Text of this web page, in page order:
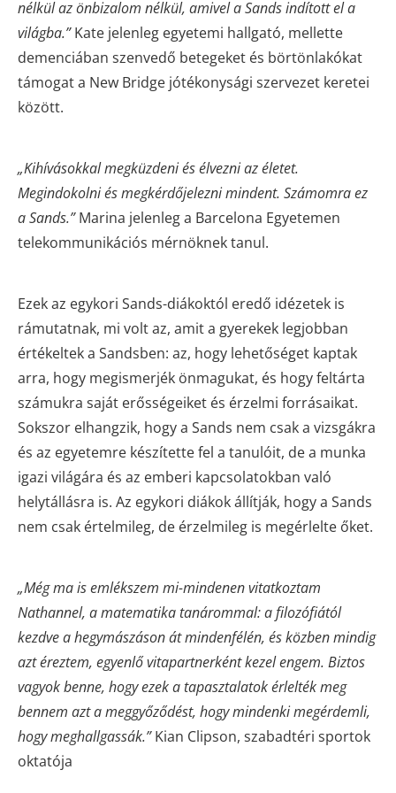
nélkül az önbizalom nélkül, amivel a Sands indított el a
világba.”Kate jelenleg egyetemi hallgató, mellette
demenciában szenvedő betegeket és börtönlakókat
támogat a New Bridge jótékonysági szervezet keretei
között.
„Kihívásokkal megküzdeni és élvezni az életet.
Megindokolni és megkérdőjelezni mindent. Számomra ez
a Sands.”Marina jelenleg a Barcelona Egyetemen
telekommunikációs mérnöknek tanul.
Ezek az egykori Sands-diákoktól eredő idézetek is
rámutatnak, mi volt az, amit a gyerekek legjobban
értékeltek a Sandsben: az, hogy lehetőséget kaptak
arra, hogy megismerjék önmagukat, és hogy feltárta
számukra saját erősségeiket és érzelmi forrásaikat.
Sokszor elhangzik, hogy a Sands nem csak a vizsgákra
és az egyetemre készítette fel a tanulóit, de a munka
igazi világára és az emberi kapcsolatokban való
helytállásra is. Az egykori diákok állítják, hogy a Sands
nem csak értelmileg, de érzelmileg is megérlelte őket.
„Még ma is emlékszem mi-mindenen vitatkoztam
Nathannel, a matematika tanárommal: a filozófiától
kezdve a hegymászáson át mindenfélén, és közben mindig
azt éreztem, egyenlő vitapartnerként kezel engem. Biztos
vagyok benne, hogy ezek a tapasztalatok érlelték meg
bennem azt a meggyőződést, hogy mindenki megérdemli,
hogy meghallgassák.”Kian Clipson, szabadtéri sportok
oktatója